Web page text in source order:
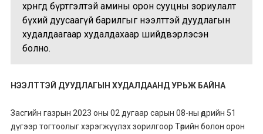
хөрөнгөд бүртгэлтэй амины орон сууцны зориулалт
бүхий дуусаагүй барилгыг нээлттэй дуудлагын
худалдаагаар худалдахаар шийдвэрлэсэн
болно.
НЭЭЛТТЭЙ ДУУДЛАГЫН ХУДАЛДААНД УРЬЖ БАЙНА
Засгийн газрын 2023 оны 02 дугаар сарын 08-ны өдрийн 51
дүгээр тогтоолыг хэрэгжүүлэх зорилгоор Төрийн болон орон